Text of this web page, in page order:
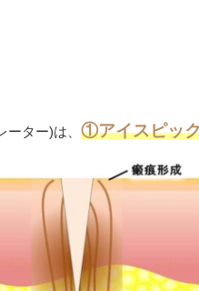
ター)は、 ①アイスピッ